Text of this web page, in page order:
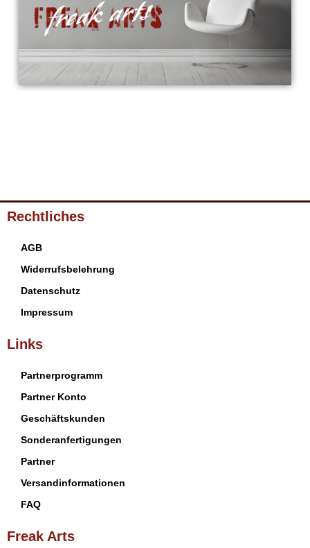
Rechtliches
AGB
Widerrufsbelehrung
Datenschutz
Impressum
Links
Partnerprogramm
Partner Konto
Geschäftskunden
Sonderanfertigungen
Partner
Versandinformationen
FAQ
Freak Arts